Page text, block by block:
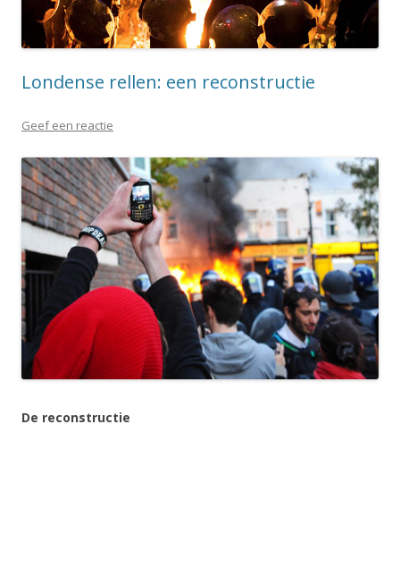
Londense rellen: een reconstructie
Geef een reactie
De reconstructie